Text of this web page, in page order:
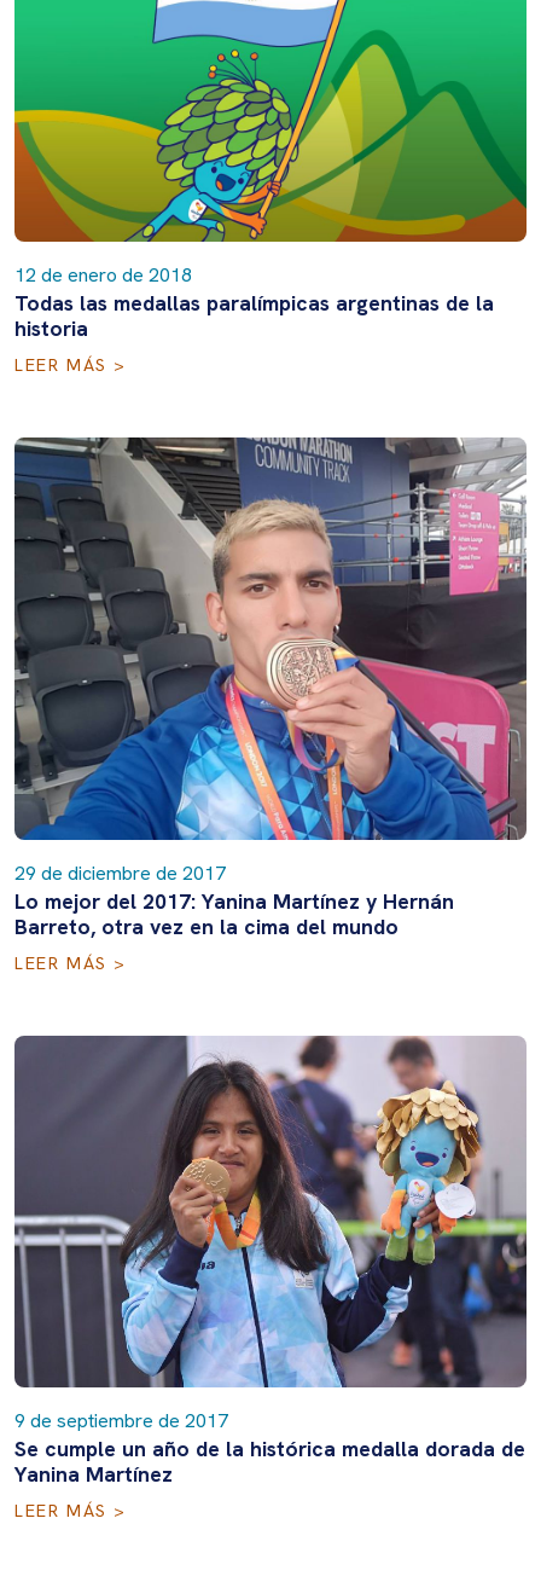
12 de enero de 2018
Todas las medallas paralímpicas argentinas de la
historia
LEER MÁS >
29 de diciembre de 2017
Lo mejor del 2017: Yanina Martínez y Hernán
Barreto, otra vez en la cima del mundo
LEER MÁS >
9 de septiembre de 2017
Se cumple un año de la histórica medalla dorada de
Yanina Martínez
LEER MÁS >